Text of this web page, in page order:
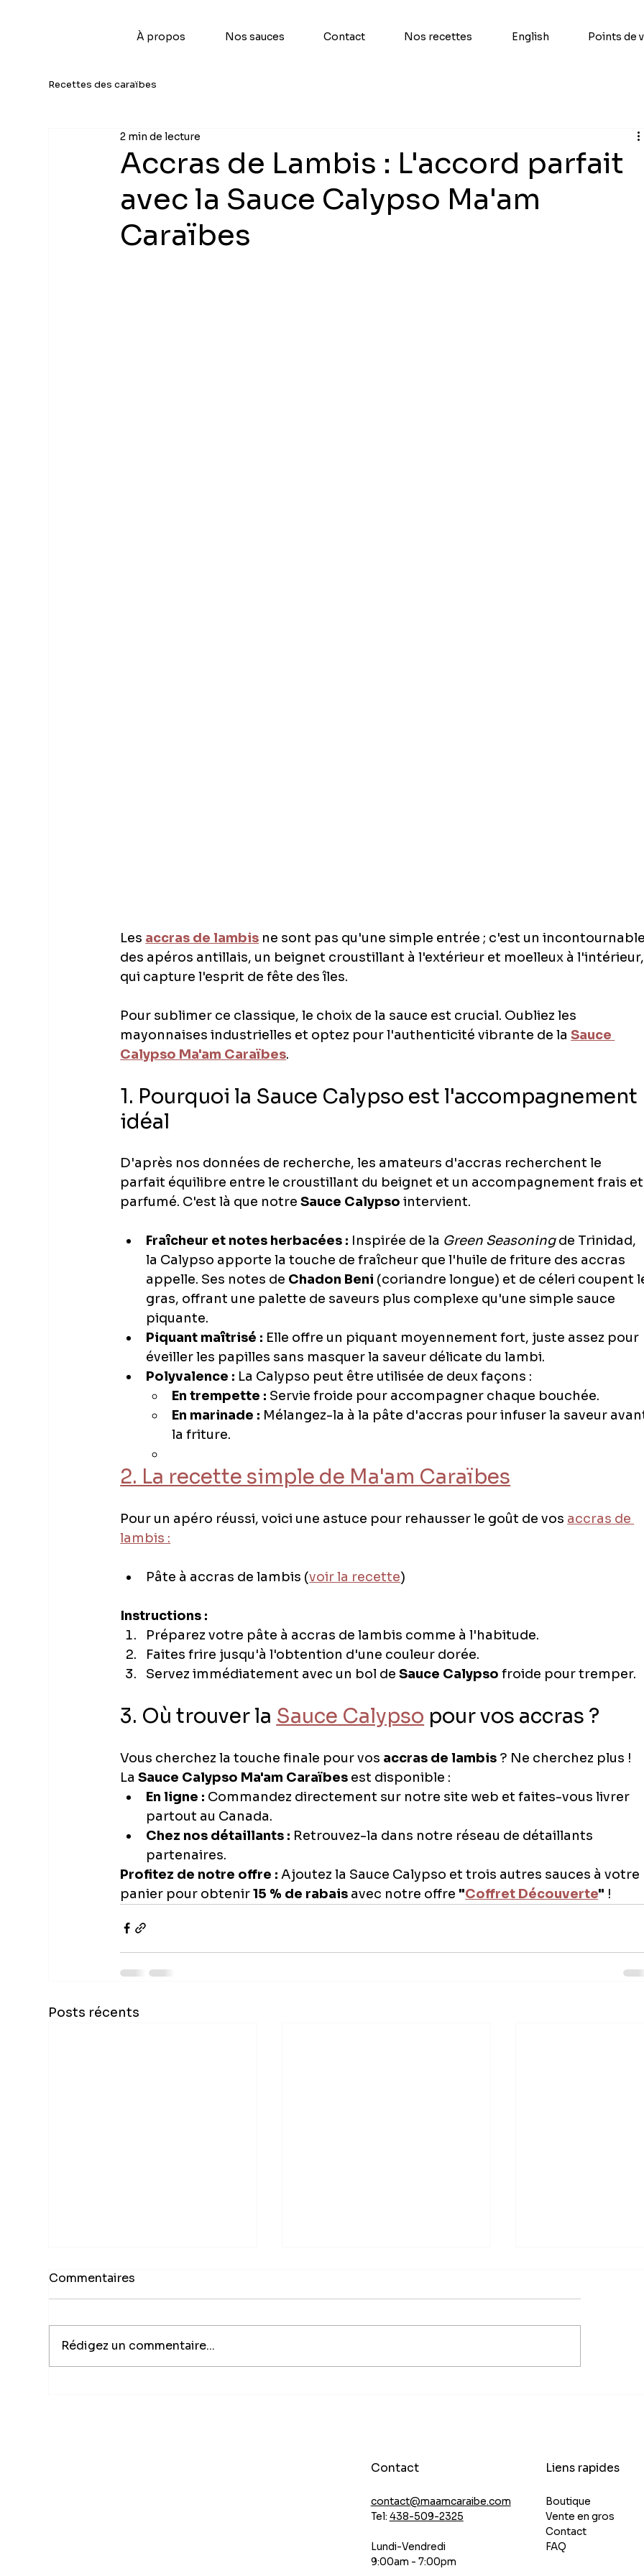
À propos Nos sauces Contact Nos recettes English Points de
Recettes des caraïbes
Accras de Lambis : L'accord parfait
avec la Sauce Calypso Ma'am
Caraïbes
2 min de lecture
Les accras de lambis ne sont pas qu'une simple entrée ; c'est un
des apéros antillais, un beignet croustillant à l'extérieur et moelleux à
qui capture l'esprit de fête des îles.
Pour sublimer ce classique, le choix de la sauce est crucial. Oubliez les
mayonnaises industrielles et optez pour l'authenticité vibrante de la Sauce
Calypso Ma'am Caraïbes.
1. Pourquoi la Sauce Calypso est l'accompagnement
idéal
D'après nos données de recherche, les amateurs d'accras recherchent le
parfait équilibre entre le croustillant du beignet et un accompagnement frais
parfumé. C'est là que notre Sauce Calypso intervient.
Fraîcheur et notes herbacées : Inspirée de la Green Seasoning de Trinidad,
la Calypso apporte la touche de fraîcheur que l'huile de friture des accras
appelle. Ses notes de Chadon Beni (coriandre longue) et de céleri coupent
gras, offrant une palette de saveurs plus complexe qu'une simple sauce
piquante.
Piquant maîtrisé : Elle offre un piquant moyennement fort, juste assez pour
éveiller les papilles sans masquer la saveur délicate du lambi.
Polyvalence : La Calypso peut être utilisée de deux façons :
En trempette : Servie froide pour accompagner chaque bouchée.
En marinade : Mélangez-la à la pâte d'accras pour infuser la saveur
la friture.
2. La recette simple de Ma'am Caraïbes
Pour un apéro réussi, voici une astuce pour rehausser le goût de vos accras de
lambis :
Pâte à accras de lambis (voir la recette)
Instructions :
Préparez votre pâte à accras de lambis comme à l'habitude.
Faites frire jusqu'à l'obtention d'une couleur dorée.
Servez immédiatement avec un bol de Sauce Calypso froide pour tremper.
3. Où trouver la Sauce Calypso pour vos accras ?
Vous cherchez la touche finale pour vos accras de lambis ? Ne cherchez plus !
La Sauce Calypso Ma'am Caraïbes est disponible :
En ligne : Commandez directement sur notre site web et faites-vous livrer
partout au Canada.
Chez nos détaillants : Retrouvez-la dans notre réseau de détaillants
partenaires.
Profitez de notre offre : Ajoutez la Sauce Calypso et trois autres sauces à votre
panier pour obtenir 15 % de rabais avec notre offre "Coffret Découverte" !
Posts récents
Commentaires
Rédigez un commentaire...
Contact
contact@maamcaraibe.com
Tel: 438-509-2325
Lundi-Vendredi
9:00am - 7:00pm
Liens rapides
Boutique
Vente en gros
Contact
FAQ